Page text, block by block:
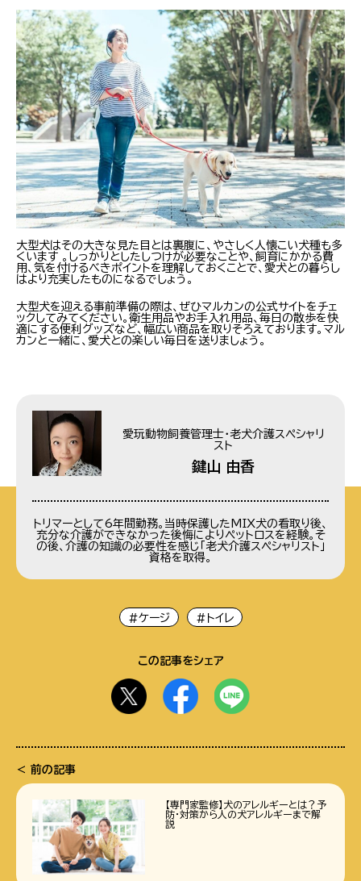
大型犬はその大きな見た目とは裏腹に、やさしく人懐こい犬種も多
くいます 。しっかりとしたしつけが必要なことや、飼育にかかる費
用、気を付けるべきポイントを理解しておくことで、愛犬との暮らし
はより充実したものになるでしょう。
大型犬を迎える事前準備の際は、ぜひマルカンの公式サイトをチェ
ックしてみてください。衛生用品やお手入れ用品、毎日の散歩を快
適にする便利グッズなど、幅広い商品を取りそろえております。マル
カンと一緒に、愛犬との楽しい毎日を送りましょう。
愛玩動物飼養管理士・老犬介護スペシャリ
スト
鍵山 由香
トリマーとして6年間勤務。当時保護したMIX犬の看取り後、
充分な介護ができなかった後悔によりペットロスを経験。そ
の後、介護の知識の必要性を感じ「老犬介護スペシャリスト」
資格を取得。
#ケージ #トイレ
この記事をシェア
前の記事
【専門家監修】犬のアレルギーとは？予
防・対策から人の犬アレルギーまで解
説